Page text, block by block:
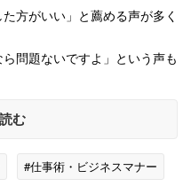
方がいい」と薦める声が多く
問題ないですよ」という声も
む
#仕事術・ビジネスマナー